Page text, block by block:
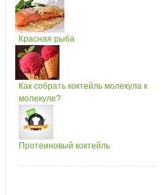
Красная рыба
Как собрать коктейль молекула к
молекуле?
Протеиновый коктейль